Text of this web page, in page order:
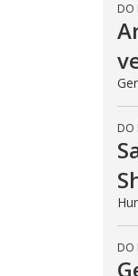
DO
DO
DO